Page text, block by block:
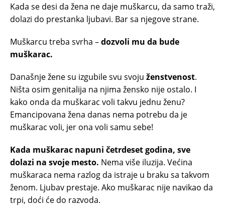
Kada se desi da žena ne daje muškarcu, da samo traži,
dolazi do prestanka ljubavi. Bar sa njegove strane.
Muškarcu treba svrha –dozvoli mu da bude
muškarac.
Današnje žene su izgubile svu svoju ženstvenost.
Ništa osim genitalija na njima žensko nije ostalo. I
kako onda da muškarac voli takvu jednu ženu?
Emancipovana žena danas nema potrebu da je
muškarac voli, jer ona voli samu sebe!
Kada muškarac napuni četrdeset godina, sve
dolazi na svoje mesto. Nema više iluzija. Većina
muškaraca nema razlog da istraje u braku sa takvom
ženom. Ljubav prestaje. Ako muškarac nije navikao da
trpi, doći će do razvoda.